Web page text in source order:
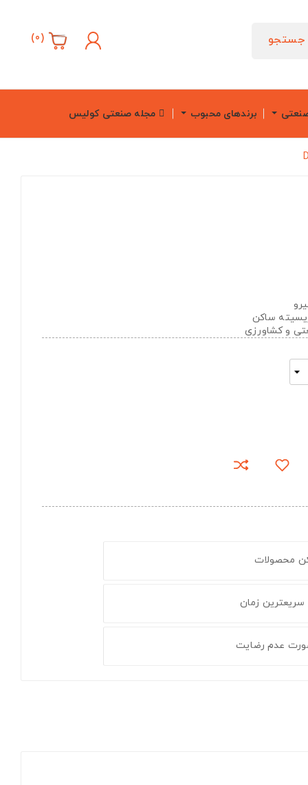
جستجو (
0
)
برندهای محبوب مجله صنعتی کولیس
ساکن
و کشاورزی
محصولات
سریعترین زمان
عدم رضایت